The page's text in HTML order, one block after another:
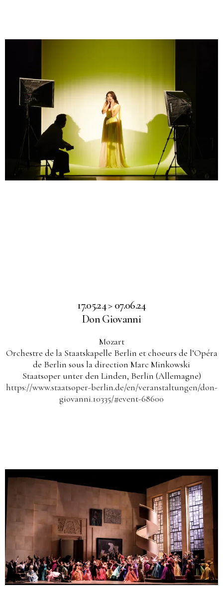
17.05.24 > 07.06.24
Don Giovanni
Mozart
Orchestre de la Staatskapelle Berlin et choeurs de l’Opéra
de Berlin sous la direction Marc Minkowski
Staatsoper unter den Linden, Berlin (Allemagne)
https://www.staatsoper-berlin.de/en/veranstaltungen/don-
giovanni.10335/#event-68600